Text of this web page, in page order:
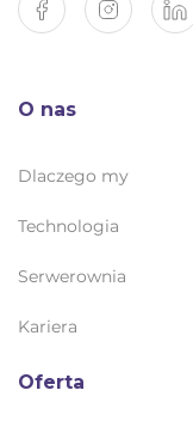
O nas
Dlaczego my
Technologia
Serwerownia
Kariera
Oferta